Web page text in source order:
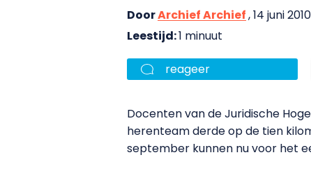
DoorArchief Archief, 14 juni 2010
Leestijd:1 minuut
reageer
Docenten van de Juridische
herenteam derde op de tien
september kunnen nu voor het